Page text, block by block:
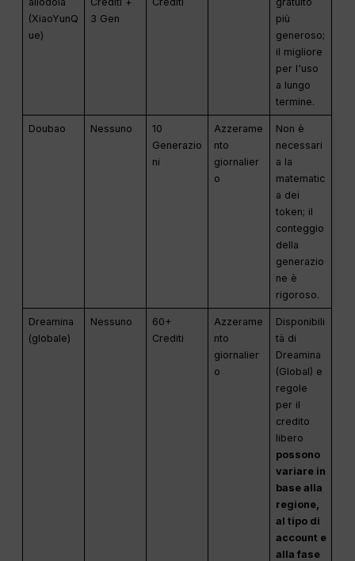
(XiaoYunQ
ue)
3 Gen
più
generoso;
il migliore
per l'uso
a lungo
termine.
Doubao Nessuno
10
Generazio
ni
Azzerame
nto
giornalier
o
Non è
necessari
a la
matematic
a dei
token; il
conteggio
della
generazio
ne è
rigoroso.
Dreamina
(globale)
Nessuno
60+
Crediti
Azzerame
nto
giornalier
o
Disponibili
tà di
Dreamina
(Global) e
regole
per il
credito
libero
possono
variare in
base alla
regione,
al tipo di
account e
alla fase